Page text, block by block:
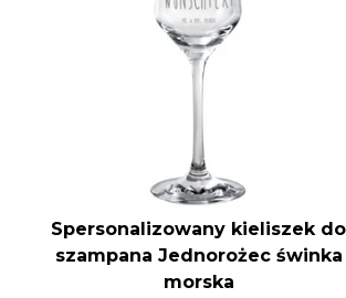
Spersonalizowany kieliszek do
szampana Jednorożec świnka
morska